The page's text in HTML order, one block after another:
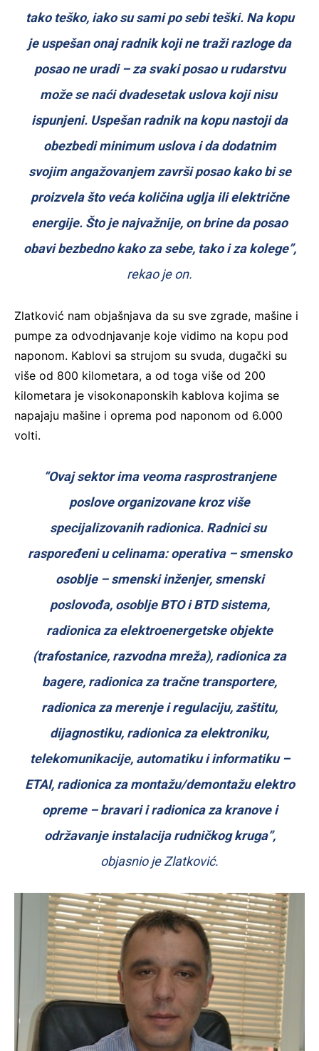
tako teško, iako su sami po sebi teški. Na kopu
je uspešan onaj radnik koji ne traži razloge da
posao ne uradi – za svaki posao u rudarstvu
može se naći dvadesetak uslova koji nisu
ispunjeni. Uspešan radnik na kopu nastoji da
obezbedi minimum uslova i da dodatnim
svojim angažovanjem završi posao kako bi se
proizvela što veća količina uglja ili električne
energije. Što je najvažnije, on brine da posao
obavi bezbedno kako za sebe, tako i za kolege”,
rekao je on.
Zlatković nam objašnjava da su sve zgrade, mašine i
pumpe za odvodnjavanje koje vidimo na kopu pod
naponom. Kablovi sa strujom su svuda, dugački su
više od 800 kilometara, a od toga više od 200
kilometara je visokonaponskih kablova kojima se
napajaju mašine i oprema pod naponom od 6.000
volti.
“Ovaj sektor ima veoma rasprostranjene
poslove organizovane kroz više
specijalizovanih radionica. Radnici su
raspoređeni u celinama: operativa – smensko
osoblje – smenski inženjer, smenski
poslovođa, osoblje BTO i BTD sistema,
radionica za elektroenergetske objekte
(trafostanice, razvodna mreža), radionica za
bagere, radionica za tračne transportere,
radionica za merenje i regulaciju, zaštitu,
dijagnostiku, radionica za elektroniku,
telekomunikacije, automatiku i informatiku –
ETAI, radionica za montažu/demontažu elektro
opreme – bravari i radionica za kranove i
održavanje instalacija rudničkog kruga”,
objasnio je Zlatković.